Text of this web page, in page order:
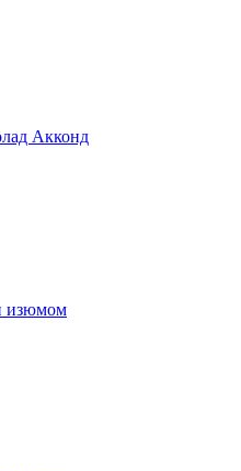
Акконд
изюмом